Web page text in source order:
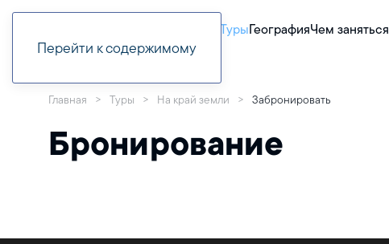
Перейти к содержимому
ТурыГеографияЧем заняться
Главная Туры На край земли Забронировать
Бронирование